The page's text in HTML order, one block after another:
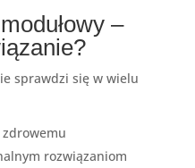
–
sprawdzi się w wielu
rozwiązaniom